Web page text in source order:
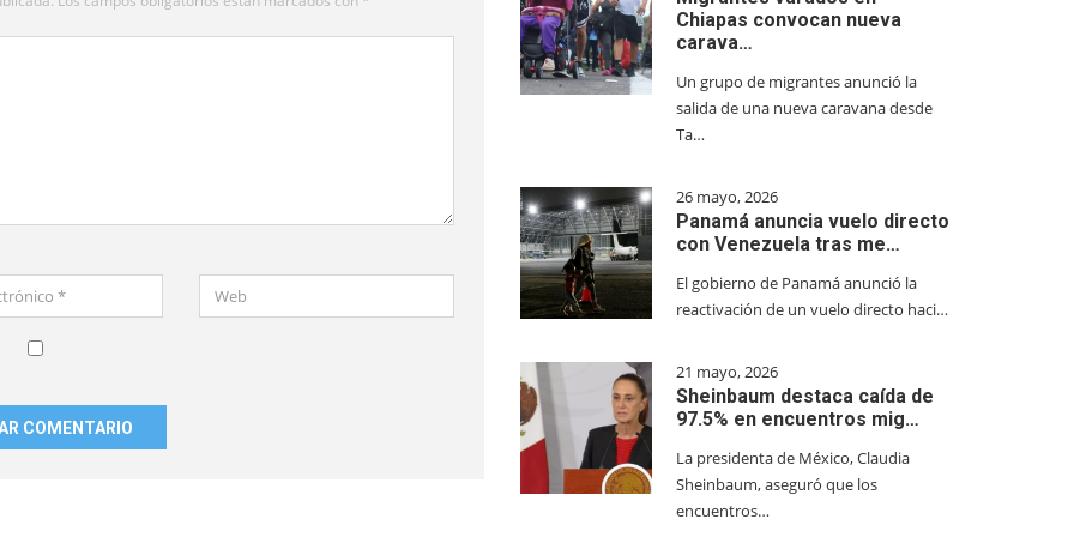
Web
Chiapas convocan nueva
carava…
Un grupo de migrantes anunció la
salida de una nueva caravana desde
Ta…
26 mayo, 2026
Panamá anuncia vuelo directo
con Venezuela tras me…
El gobierno de Panamá anunció la
reactivación de un vuelo directo haci…
21 mayo, 2026
Sheinbaum destaca caída de
97.5% en encuentros mig…
La presidenta de México, Claudia
Sheinbaum, aseguró que los
encuentros…